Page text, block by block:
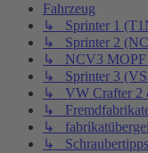
Fahrzeug
↳ Sprinter 1
↳ Sprinter 2
↳ NCV3 MOPF
↳ Sprinter 3
↳ VW Crafter 2
↳
↳
↳ Schraubertipps